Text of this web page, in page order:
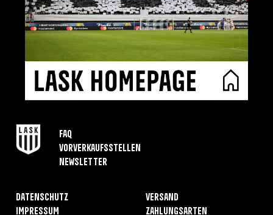
FAQ
Vorverkaufsstellen
Newsletter
Datenschutz
Impressum
Versand
Zahlungsarten